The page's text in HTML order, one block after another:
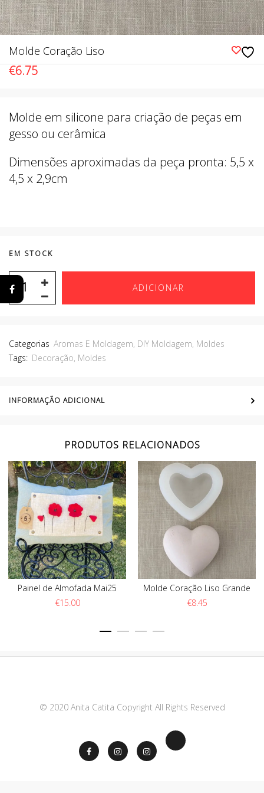
Molde Coração Liso
€6.75
Molde em silicone para criação de peças em
gesso ou cerâmica
Dimensões aproximadas da peça pronta: 5,5 x
4,5 x 2,9cm
EM STOCK
ADICIONAR
Categorias Aromas E Moldagem, DIY Moldagem, Moldes
Tags: Decoração, Moldes
INFORMAÇÃO ADICIONAL
PRODUTOS RELACIONADOS
Painel de Almofada Mai25
€15.00
Molde Coração Liso Grande
€8.45
© 2020 Anita Catita Copyright All Rights Reserved